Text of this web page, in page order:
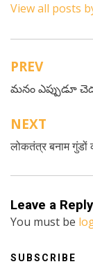
View all posts
Post
navigation
PREV
మనం ఎప్పుడూ
NEXT
लोकतंत्र बनाम गुंडों
Leave a Reply
You must be
SUBSCRIBE